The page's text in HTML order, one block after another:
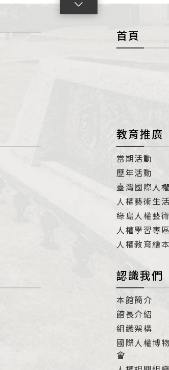
首頁
教育推廣
當期活動
歷年活動
臺灣國際人
人權藝術生
綠島人權藝
人權學習專區
人權教育繪
認識我們
本館簡介
館長介紹
組織架構
國際人權博
會